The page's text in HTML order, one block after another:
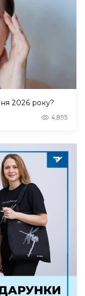
2026 року?
4,895